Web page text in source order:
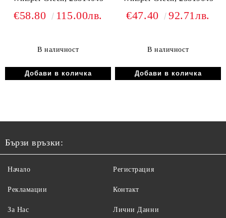
€58.80 115.00лв.
В наличност
€47.40 92.71лв.
В наличност
Бързи връзки:
Начало
Рекламации
За Нас
Регистрация
Контакт
Лични Данни